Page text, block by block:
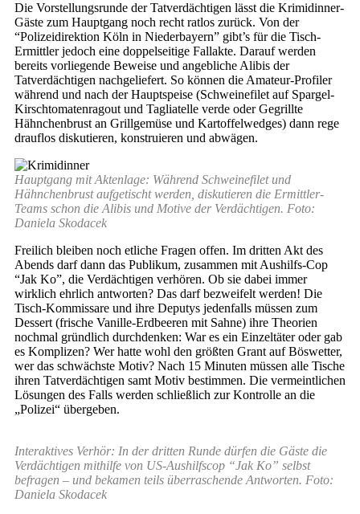
Die Vorstellungsrunde der Tatverdächtigen lässt die Krimidinner-
Gäste zum Hauptgang noch recht ratlos zurück. Von der
“Polizeidirektion Köln in Niederbayern” gibt’s für die Tisch-
Ermittler jedoch eine doppelseitige Fallakte. Darauf werden
bereits vorliegende Beweise und angebliche Alibis der
Tatverdächtigen nachgeliefert. So können die Amateur-Profiler
während und nach der Hauptspeise (Schweinefilet auf Spargel-
Kirschtomatenragout und Tagliatelle verde oder Gegrillte
Hähnchenbrust an Grillgemüse und Kartoffelwedges) dann rege
drauflos diskutieren, konstruieren und abwägen.
Hauptgang mit Aktenlage: Während Schweinefilet und
Hähnchenbrust aufgetischt werden, diskutieren die Ermittler-
Teams schon die Alibis und Motive der Verdächtigen. Foto:
Daniela Skodacek
Freilich bleiben noch etliche Fragen offen. Im dritten Akt des
Abends darf dann das Publikum, zusammen mit Aushilfs-Cop
“Jak Ko”, die Verdächtigen verhören. Ob sie dabei immer
wirklich ehrlich antworten? Das darf bezweifelt werden! Die
Tisch-Kommissare und ihre Deputys jedenfalls müssen zum
Dessert (frische Vanille-Erdbeeren mit Sahne) ihre Theorien
nochmal gründlich durchdenken: War es ein Einzeltäter oder gab
es Komplizen? Wer hatte wohl den größten Grant auf Böswetter,
wer das schwächste Motiv? Nach 15 Minuten müssen alle Tische
ihren Tatverdächtigen samt Motiv bestimmen. Die vermeintlichen
Lösungen des Falls werden schließlich zur Kontrolle an die
„Polizei“ übergeben.
Interaktives Verhör: In der dritten Runde dürfen die Gäste die
Verdächtigen mithilfe von US-Aushilfscop “Jak Ko” selbst
befragen – und bekamen teils überraschende Antworten. Foto:
Daniela Skodacek